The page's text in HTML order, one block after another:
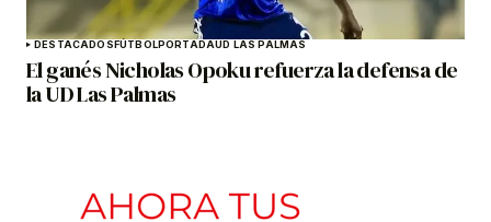
DESTACADOSFÚTBOLPORTADAUD LAS PALMAS
El ganés Nicholas Opoku refuerza la defensa de
la UD Las Palmas